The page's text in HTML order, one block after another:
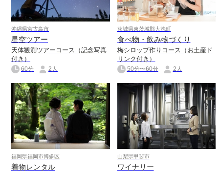
沖縄県宮古島市
星空ツアー
天体観測ツアーコース（記念写真
付き）
60分 2人
茨城県東茨城郡大洗町
食べ物・飲み物づくり
梅シロップ作りコース（お土産ド
リンク付き）
50分〜60分 2人
福岡県福岡市博多区
着物レンタル
山梨県甲斐市
ワイナリー